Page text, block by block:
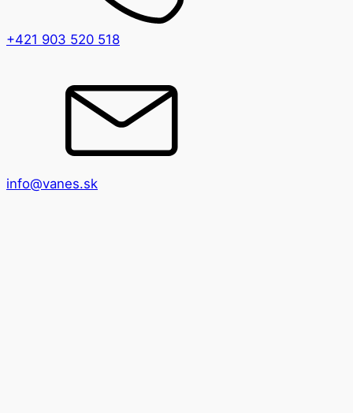
+421 903 520 518
info@vanes.sk